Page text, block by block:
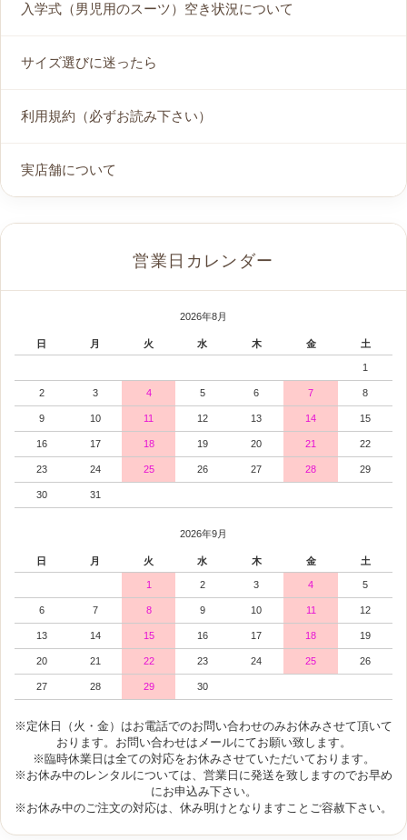
入学式（男児用のスーツ）空き状況について
サイズ選びに迷ったら
利用規約（必ずお読み下さい）
実店舗について
営業日カレンダー
2026年8月
日 月 火 水 木 金 土
1
2 3 4 5 6 7 8
9 10 11 12 13 14 15
16 17 18 19 20 21 22
23 24 25 26 27 28 29
30 31
2026年9月
日 月 火 水 木 金 土
1 2 3 4 5
6 7 8 9 10 11 12
13 14 15 16 17 18 19
20 21 22 23 24 25 26
27 28 29 30
※定休日（火・金）はお電話でのお問い合わせのみお休みさせて頂いて
おります。お問い合わせはメールにてお願い致します。
※臨時休業日は全ての対応をお休みさせていただいております。
※お休み中のレンタルについては、営業日に発送を致しますのでお早め
にお申込み下さい。
※お休み中のご注文の対応は、休み明けとなりますことご容赦下さい。